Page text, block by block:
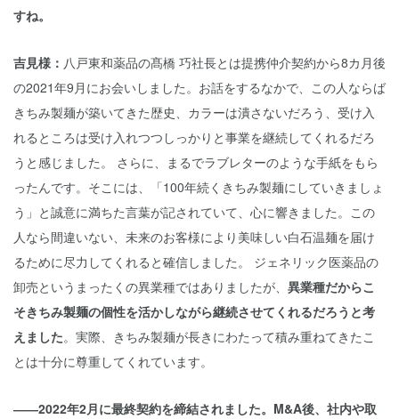
すね。
吉見様： 八戸東和薬品の髙橋 巧社長とは提携仲介契約から8カ月後
の2021年9月にお会いしました。お話をするなかで、この人ならば
きちみ製麺が築いてきた歴史、カラーは潰さないだろう、受け入
れるところは受け入れつつしっかりと事業を継続してくれるだろ
うと感じました。 さらに、まるでラブレターのような手紙をもら
ったんです。そこには、「100年続くきちみ製麺にしていきましょ
う」と誠意に満ちた言葉が記されていて、心に響きました。この
人なら間違いない、未来のお客様により美味しい白石温麺を届け
るために尽力してくれると確信しました。 ジェネリック医薬品の
卸売というまったくの異業種ではありましたが、 異業種だからこ
そきちみ製麺の個性を活かしながら継続させてくれるだろうと考
えました。実際、きちみ製麺が長きにわたって積み重ねてきたこ
とは十分に尊重してくれています。
――2022年2月に最終契約を締結されました。M&A後、社内や取